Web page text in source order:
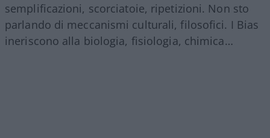
semplificazioni, scorciatoie, ripetizioni. Non sto
parlando di meccanismi culturali, filosofici. I Bias
ineriscono alla biologia, fisiologia, chimica…